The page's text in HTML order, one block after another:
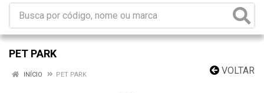
PET PARK
VOLTAR
INÍCIO PET PARK